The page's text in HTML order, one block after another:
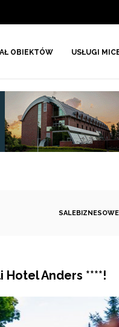
OBIEKTÓW USŁUGI
Anders ****!